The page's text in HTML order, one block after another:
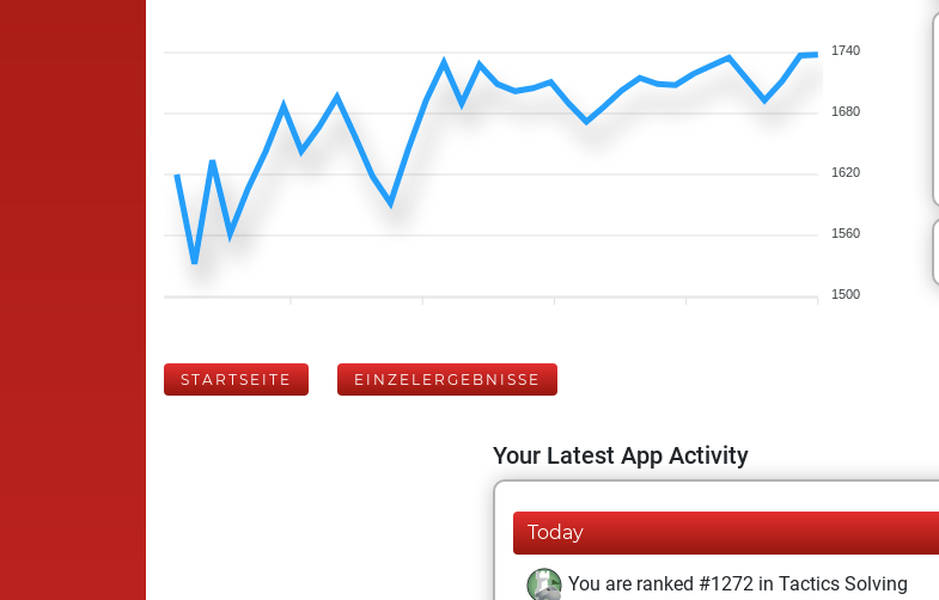
1740
1680
1620
1560
1500
STARTSEITE EINZELERGEBNISSE
Your Latest App Activity
Today
You are ranked #1272 in Tactics Solving